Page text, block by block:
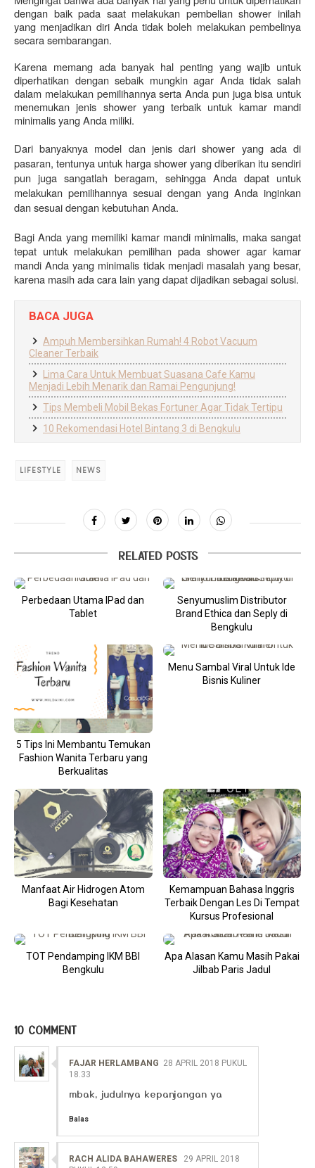
dengan baik pada saat melakukan pembelian shower inilah
yang menjadikan diri Anda tidak boleh melakukan pembelinya
secara sembarangan.
Karena memang ada banyak hal penting yang wajib untuk
diperhatikan dengan sebaik mungkin agar Anda tidak salah
dalam melakukan pemilihannya serta Anda pun juga bisa untuk
menemukan jenis shower yang terbaik untuk kamar mandi
minimalis yang Anda miliki.
Dari banyaknya model dan jenis dari shower yang ada di
pasaran, tentunya untuk harga showeryang diberikan itu sendiri
pun juga sangatlah beragam, sehingga Anda dapat untuk
melakukan pemilihannya sesuai dengan yang Anda inginkan
dan sesuai dengan kebutuhan Anda.
Bagi Anda yang memiliki kamar mandi minimalis, maka sangat
tepat untuk melakukan pemilihan pada shower agar kamar
mandi Anda yang minimalis tidak menjadi masalah yang besar,
karena masih ada cara lain yang dapat dijadikan sebagai solusi.
BACA JUGA
Ampuh Membersihkan Rumah! 4 Robot Vacuum
Cleaner Terbaik
Lima Cara Untuk Membuat Suasana Cafe Kamu
Menjadi Lebih Menarik dan Ramai Pengunjung!
Tips Membeli Mobil Bekas Fortuner Agar Tidak Tertipu
10 Rekomendasi Hotel Bintang 3 di Bengkulu
LIFESTYLE NEWS
RELATED POSTS
Perbedaan Utama IPad dan
Tablet
Senyumuslim Distributor
Brand Ethica dan Seply di
Bengkulu
5 Tips Ini Membantu Temukan
Fashion Wanita Terbaru yang
Berkualitas
Menu Sambal Viral Untuk Ide
Bisnis Kuliner
Manfaat Air Hidrogen Atom
Bagi Kesehatan
Kemampuan Bahasa Inggris
Terbaik Dengan Les Di Tempat
Kursus Profesional
TOT Pendamping IKM BBI
Bengkulu
Apa Alasan Kamu Masih Pakai
Jilbab Paris Jadul
10 COMMENT
FAJAR HERLAMBANG 28 APRIL 2018 PUKUL
18.33
mbak, judulnya kepanjangan ya
Balas
RACH ALIDA BAHAWERES
29 APRIL 2018